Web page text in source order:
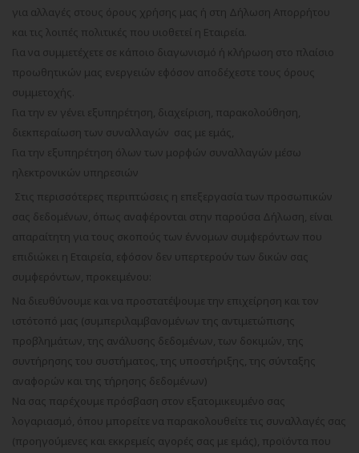
για αλλαγές στους όρους χρήσης μας ή στη Δήλωση Απορρήτου
και τις λοιπές πολιτικές που υιοθετεί η Εταιρεία.
Για να συμμετέχετε σε κάποιο διαγωνισμό ή κλήρωση στο πλαίσιο
προωθητικών μας ενεργειών εφόσον αποδέχεστε τους όρους
συμμετοχής.
Για την εν γένει εξυπηρέτηση, διαχείριση, παρακολούθηση,
διεκπεραίωση των συναλλαγών σας με εμάς,
Για την εξυπηρέτηση όλων των μορφών συναλλαγών μέσω
ηλεκτρονικών υπηρεσιών
Στις περισσότερες περιπτώσεις η επεξεργασία των προσωπικών
σας δεδομένων, όπως αναφέρονται στην παρούσα Δήλωση, είναι
απαραίτητη για τους σκοπούς των έννομων συμφερόντων που
επιδιώκει η Εταιρεία, εφόσον δεν υπερτερούν των δικών σας
συμφερόντων, προκειμένου:
Να διευθύνουμε και να προστατέψουμε την επιχείρηση και τον
ιστότοπό μας (συμπεριλαμβανομένων της αντιμετώπισης
προβλημάτων, της ανάλυσης δεδομένων, των δοκιμών, της
συντήρησης του συστήματος, της υποστήριξης, της σύνταξης
αναφορών και της τήρησης δεδομένων)
Να σας παρέχουμε πρόσβαση στον εξατομικευμένο σας
λογαριασμό, όπου μπορείτε να παρακολουθείτε τις συναλλαγές σας
(προηγούμενες και εκκρεμείς αγορές σας με εμάς), προϊόντα που